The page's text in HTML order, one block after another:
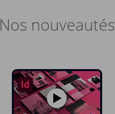
Nos nouveautés